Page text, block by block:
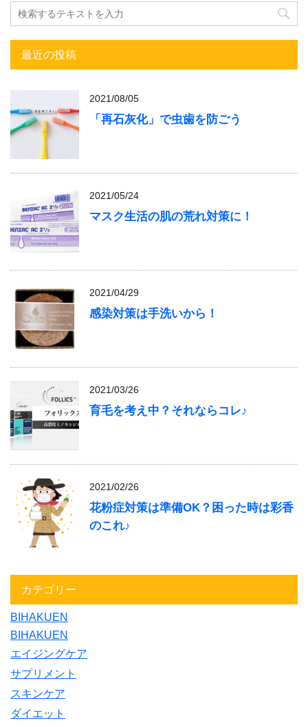
最近の投稿
2021/08/05
「再石灰化」で虫歯を防ごう
2021/05/24
マスク生活の肌の荒れ対策に！
2021/04/29
感染対策は手洗いから！
2021/03/26
育毛を考え中？それならコレ♪
2021/02/26
花粉症対策は準備OK？困った時は彩香
のこれ♪
カテゴリー
BIHAKUEN
BIHAKUEN
エイジングケア
サプリメント
スキンケア
ダイエット